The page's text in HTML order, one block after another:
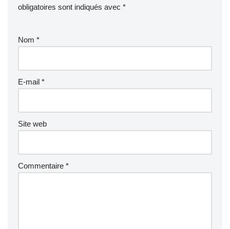
obligatoires sont indiqués avec *
Nom *
E-mail *
Site web
Commentaire *